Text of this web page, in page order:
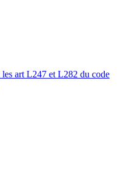
art L247 et L282 du code